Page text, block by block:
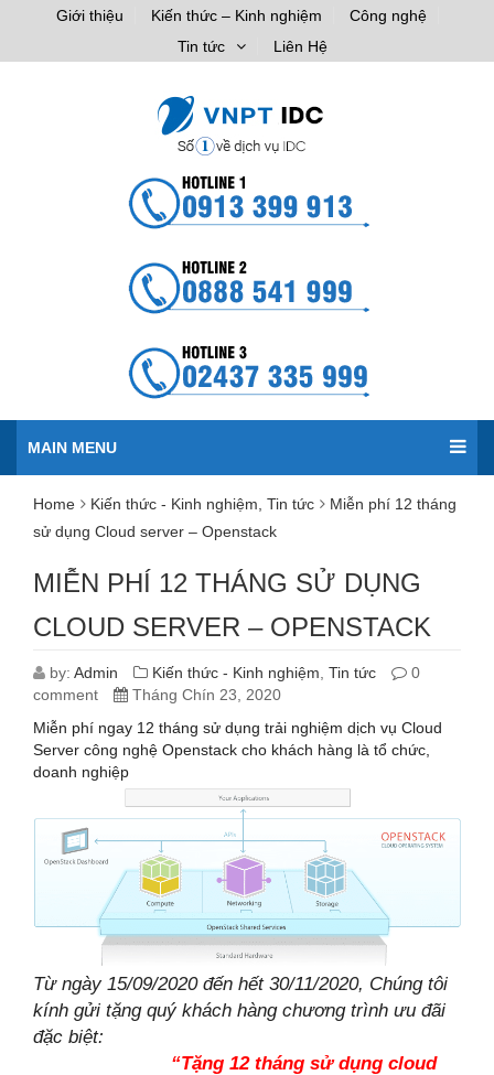
Giới thiệu Kiến thức – Kinh nghiệm
Công nghệ
Tin tức
Liên Hệ
MAIN MENU
Home Kiến thức - Kinh nghiệm Tin tức
Miễn phí 12 tháng
sử dụng Cloud server – Openstack
MIỄN PHÍ 12 THÁNG SỬ DỤNG
CLOUD SERVER – OPENSTACK
by: Admin Kiến thức - Kinh nghiệm Tin tức
0
comment
Tháng Chín 23, 2020
Miễn phí ngay 12 tháng sử dụng trải nghiệm dịch vụ Cloud
Server công nghệ Openstack cho khách hàng là tổ chức,
doanh nghiệp
Từ ngày 15/09/2020 đến hết 30/11/2020, Chúng tôi
kính gửi tặng quý khách hàng chương trình ưu đãi
đặc biệt:
“Tặng 12 tháng sử dụng cloud